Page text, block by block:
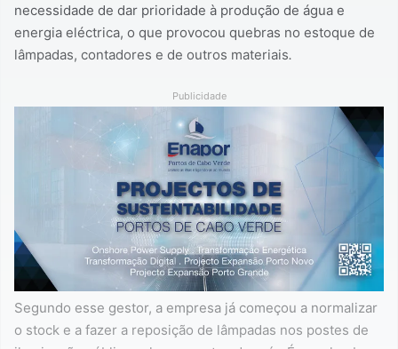
necessidade de dar prioridade à produção de água e
energia eléctrica, o que provocou quebras no estoque de
lâmpadas, contadores e de outros materiais.
Publicidade
Segundo esse gestor, a empresa já começou a normalizar
o stock e a fazer a reposição de lâmpadas nos postes de